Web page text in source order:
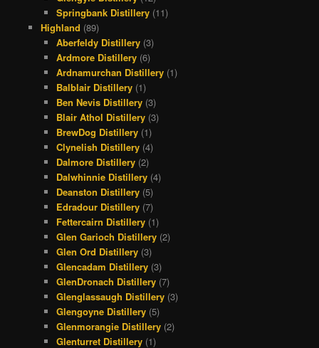
Springbank Distillery (11)
Highland (89)
Aberfeldy Distillery (3)
Ardmore Distillery (6)
Ardnamurchan Distillery (1)
Balblair Distillery (1)
Ben Nevis Distillery (3)
Blair Athol Distillery (3)
BrewDog Distillery (1)
Clynelish Distillery (4)
Dalmore Distillery (2)
Dalwhinnie Distillery (4)
Deanston Distillery (5)
Edradour Distillery (7)
Fettercairn Distillery (1)
Glen Garioch Distillery (2)
Glen Ord Distillery (3)
Glencadam Distillery (3)
GlenDronach Distillery (7)
Glenglassaugh Distillery (3)
Glengoyne Distillery (5)
Glenmorangie Distillery (2)
Glenturret Distillery (1)